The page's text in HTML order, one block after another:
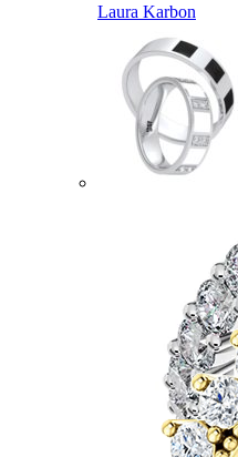
Laura Karbon